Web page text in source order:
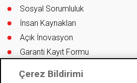
Sosyal Sorumluluk
İnsan Kaynakları
Açık İnovasyon
Garanti Kayıt Formu
Çerez Bildirimi